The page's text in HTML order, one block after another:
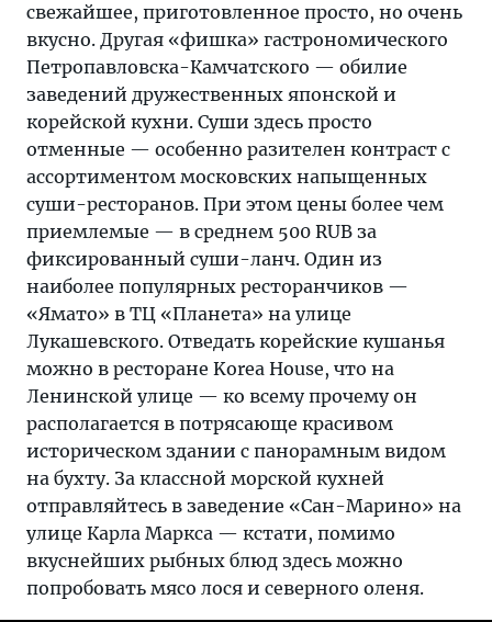
свежайшее, приготовленное просто, но очень
вкусно. Другая «фишка» гастрономического
Петропавловска-Камчатского — обилие
заведений дружественных японской и
корейской кухни. Суши здесь просто
отменные — особенно разителен контраст с
ассортиментом московских напыщенных
суши-ресторанов. При этом цены более чем
приемлемые — в среднем 500 RUB за
фиксированный суши-ланч. Один из
наиболее популярных ресторанчиков —
«Ямато» в ТЦ «Планета» на улице
Лукашевского. Отведать корейские кушанья
можно в ресторане Korea House, что на
Ленинской улице — ко всему прочему он
располагается в потрясающе красивом
историческом здании с панорамным видом
на бухту. За классной морской кухней
отправляйтесь в заведение «Сан-Марино» на
улице Карла Маркса — кстати, помимо
вкуснейших рыбных блюд здесь можно
попробовать мясо лося и северного оленя.